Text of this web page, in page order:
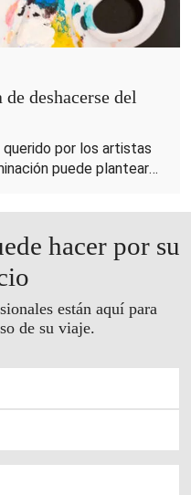
deshacerse del
querido por los artistas
puede plantear
provocar la
adoptar
para minimizar el
exploraremos formas
el agua de la
la creatividad como
hacer por su
están aquí para
de su viaje.